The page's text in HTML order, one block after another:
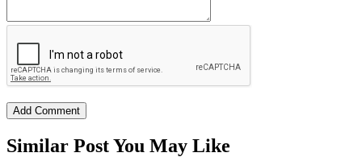
Similar Post You May Like